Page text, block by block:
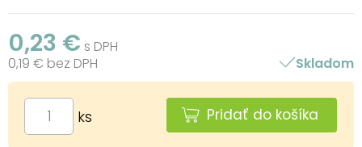
0,23 € s DPH
0,19 € bez DPH
Skladom
ks Pridať do košíka